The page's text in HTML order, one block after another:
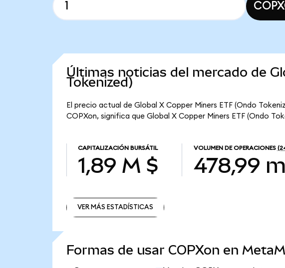
Últimas noticias del mercado de
Tokenized)
El precio actual de Global X Copper Miners ETF (Ondo
COPXon, significa que Global X Copper Miners ETF (Ondo
CAPITALIZACIÓN BURSÁTIL
1,89 M $
VOLUMEN DE OPERACIONES
478,99
VER MÁS ESTADÍSTICAS
Formas de usar COPXon en